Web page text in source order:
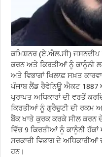
ਕਮਿਸ਼ਨਰ (ਏ.ਐਲ.ਸੀ) ਜਸਨਦੀਪ
ਕਰਨ ਅਤੇ ਕਿਰਤੀਆਂ ਨੂੰ ਕਾਨੂੰਨੀ
ਅਤੇ ਵਿਭਾਗਾਂ ਖਿਲਾਫ਼ ਸਖ਼ਤ
ਪੰਜਾਬ ਲੈਂਡ ਰੈਵੇਨਿਊ ਐਕਟ
ਪ੍ਰਾਪਤ ਅਧਿਕਾਰਾਂ ਦੀ ਵਰਤੋਂ
ਕਿਰਤੀਆਂ ਨੂੰ ਗ੍ਰੈਚੁਟੀ ਦੀ ਰਕਮ
ਬੈਂਕ ਖਾਤੇ ਕੁਰਕ ਕਰਕੇ ਸੀਲ ਕਰਨ
ਵਿੱਚ 9 ਕਿਰਤੀਆਂ ਨੂੰ ਕਾਨੂੰਨੀ
ਸਰਕਾਰੀ ਵਿਭਾਗ ਦੇ
ਹਨ।